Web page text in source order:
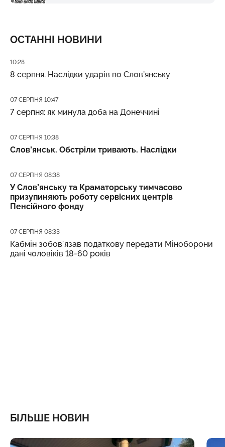
ОСТАННІ НОВИНИ
Дата публікації
10:28
8 серпня. Наслідки ударів по Слов’янську
Дата публікації
07 СЕРПНЯ 10:47
7 серпня: як минула доба на Донеччині
Дата публікації
07 СЕРПНЯ 10:38
Слов’янськ. Обстріли тривають. Наслідки
Дата публікації
07 СЕРПНЯ 08:38
У Слов’янську та Краматорську тимчасово
призупиняють роботу сервісних центрів
Пенсійного фонду
Дата публікації
07 СЕРПНЯ 08:33
Кабмін зобовʼязав податкову передати Міноборони
дані чоловіків 18-60 років
БІЛЬШЕ НОВИН